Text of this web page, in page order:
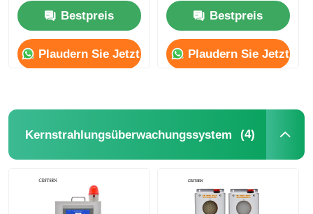
Alle Fälle
Referenzen
x-Strahln-Sensor
Bestpreis
Plaudern Sie Jetzt
Bestpreis
Plaudern Sie Jetzt
Kernstrahlungsüberwachungssystem (4)